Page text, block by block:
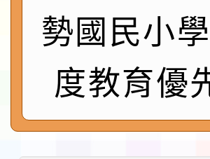
鎮韌性（防
速演練執行計
「115年金融
本校115學
第3次招考代
告(不再辦理
檢送「桃園
勢國民小
度教育優